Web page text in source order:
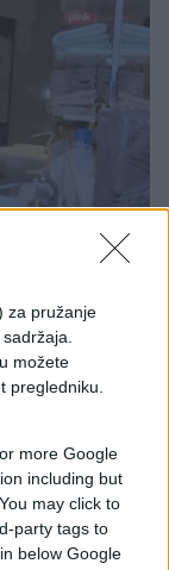
za pružanje
možete
pregledniku.
more Google
including but
may click to
party tags to
below Google
roze-
na
peškiri sa